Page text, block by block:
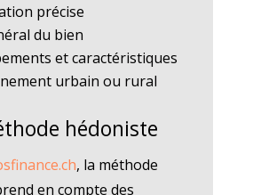
précise
du bien
et caractéristiques
urbain ou rural
hédoniste
, la méthode
en compte des